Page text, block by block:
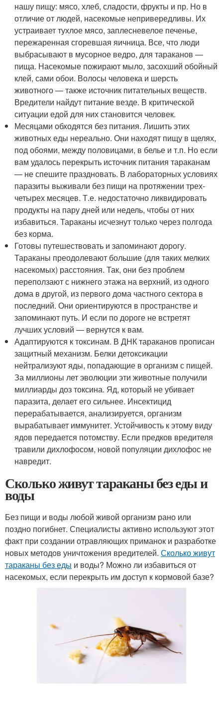
нашу пищу: мясо, хлеб, сладости, фрукты и пр. Но в
отличие от людей, насекомые непривередливы. Их
устраивает тухлое мясо, заплесневелое печенье,
пережаренная сгоревшая яичница. Все, что люди
выбрасывают в мусорное ведро, для тараканов —
пища. Насекомые пожирают мыло, засохший обойный
клей, сами обои. Волосы человека и шерсть
животного — также источник питательных веществ.
Вредители найдут питание везде. В критической
ситуации едой для них становится человек.
Месяцами обходятся без питания. Лишить этих
животных еды нереально. Они находят пищу в щелях,
под обоями, между половицами, в белье и т.п. Но если
вам удалось перекрыть источник питания тараканам
— не спешите праздновать. В лабораторных условиях
паразиты выживали без пищи на протяжении трех-
четырех месяцев. Т.е. недостаточно ликвидировать
продукты на пару дней или недель, чтобы от них
избавиться. Тараканы исчезнут только через полгода
без корма.
Готовы путешествовать и запоминают дорогу.
Тараканы преодолевают большие (для таких мелких
насекомых) расстояния. Так, они без проблем
переползают с нижнего этажа на верхний, из одного
дома в другой, из первого дома частного сектора в
последний. Они ориентируются в пространстве и
запоминают путь. И если по дороге не встретят
лучших условий — вернутся к вам.
Адаптируются к токсинам. В ДНК тараканов прописан
защитный механизм. Белки детоксикации
нейтрализуют яды, попадающие в организм с пищей.
За миллионы лет эволюции эти животные получили
миллиарды доз токсина. Яд, который не убивает
паразита, делает его сильнее. Инсектицид
перерабатывается, анализируется, организм
вырабатывает иммунитет. Устойчивость к этому виду
ядов передается потомству. Если предков вредителя
травили дихлофосом, новой популяции дихлофос не
навредит.
Сколько живут тараканы без еды и
воды
Без пищи и воды любой живой организм рано или
поздно погибнет. Специалисты активно используют этот
факт при создании отравляющих приманок и разработке
новых методов уничтожения вредителей. Сколько живут
тараканы без еды и воды? Можно ли избавиться от
насекомых, если перекрыть им доступ к кормовой базе?